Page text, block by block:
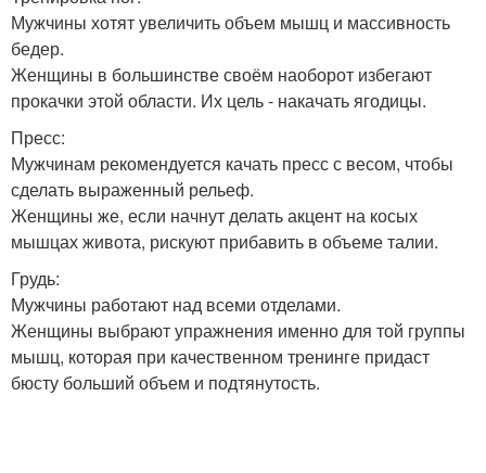
Мужчины хотят увеличить объем мышц и массивность
бедер.
Женщины в большинстве своём наоборот избегают
прокачки этой области. Их цель - накачать ягодицы.
Пресс:
Мужчинам рекомендуется качать пресс с весом, чтобы
сделать выраженный рельеф.
Женщины же, если начнут делать акцент на косых
мышцах живота, рискуют прибавить в объеме талии.
Грудь:
Мужчины работают над всеми отделами.
Женщины выбрают упражнения именно для той группы
мышц, которая при качественном тренинге придаст
бюсту больший объем и подтянутость.